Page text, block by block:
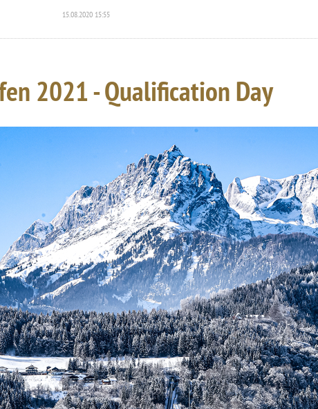
15.08.2020 15:55
2021 - Qualification Day